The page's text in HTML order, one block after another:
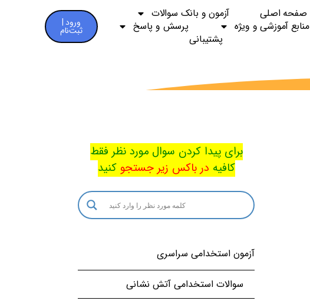
صفحه اصلی
آزمون و بانک سوالات
منابع آموزشی و ویژه
پرسش و پاسخ
پشتیبانی
ورود |
ثبت‌نام
برای پیدا کردن سوال مورد نظر فقط
کافیه در باکس زیر جستجو کنید
آزمون استخدامی سراسری
سوالات استخدامی آتش نشانی